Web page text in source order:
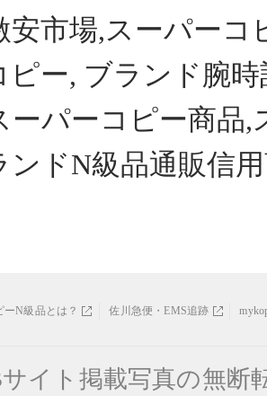
安市場,スーパー
ピー, ブランド腕
ーパーコピー商品
ンドN級品通販信
ーN級品とは？ 佐川急便・EMS追跡
イト掲載写真の無断